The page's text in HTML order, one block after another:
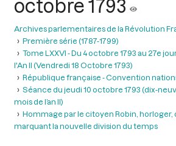
octobre 1793
Archives parlementaires de la Révolution
Première série (1787-1799)
Tome LXXVI - Du 4 octobre 1793 au 27e
l'An II (Vendredi 18 Octobre 1793)
République française - Convention
Séance du jeudi 10 octobre 1793 (dix-
mois de l’an II)
Hommage par le citoyen Robin, horloger,
marquant la nouvelle division du temps